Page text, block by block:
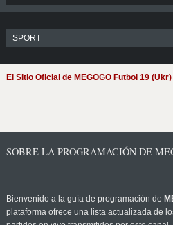
El Sitio Oficial de MEGOGO Futbol 19 (Ukr)
SOBRE LA PROGRAMACIÓN DE
Bienvenido a la guía de programación de
plataforma ofrece una lista actualizada de